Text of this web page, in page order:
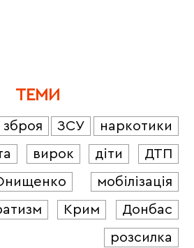
ТЕМИ
зброя ЗСУ
наркотики
вирок діти
ДТП
мобілізація
Крим
Донбас
розсилка